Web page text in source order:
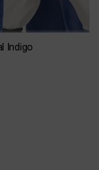
İndigo